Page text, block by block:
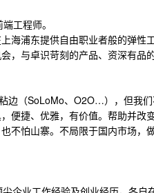
工程师。
海浦东提供自由职业者般的弹性
与卓识苛刻的产品、资深有品的
边（SoLoMo、O2O…），但我
便捷、优雅，有价值。帮助并改
不怕山寨。不局限于国内市场，